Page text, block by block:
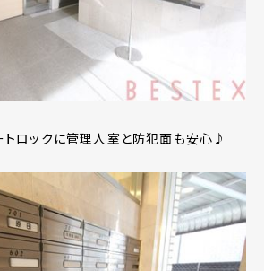
トロックに管理人室と防犯面も安心♪